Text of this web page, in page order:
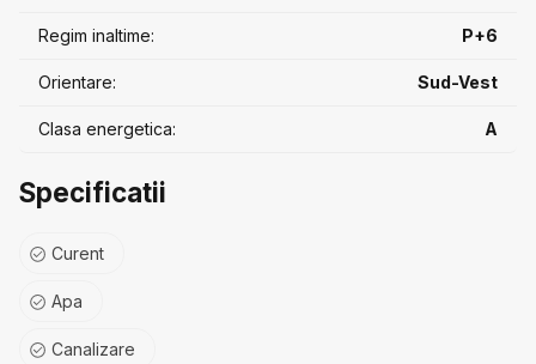
Regim inaltime: P+6
Orientare: Sud-Vest
Clasa energetica: A
Specificatii
Curent
Apa
Canalizare